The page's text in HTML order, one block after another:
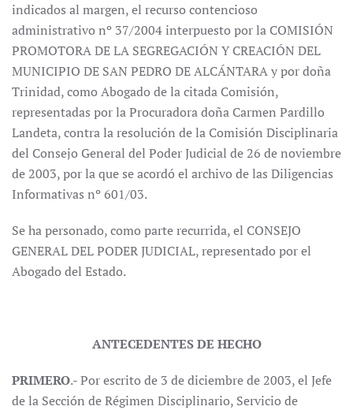
indicados al margen, el recurso contencioso
administrativo nº 37/2004 interpuesto por la COMISIÓN
PROMOTORA DE LA SEGREGACIÓN Y CREACIÓN DEL
MUNICIPIO DE SAN PEDRO DE ALCÁNTARA y por doña
Trinidad, como Abogado de la citada Comisión,
representadas por la Procuradora doña Carmen Pardillo
Landeta, contra la resolución de la Comisión Disciplinaria
del Consejo General del Poder Judicial de 26 de noviembre
de 2003, por la que se acordó el archivo de las Diligencias
Informativas nº 601/03.
Se ha personado, como parte recurrida, el CONSEJO
GENERAL DEL PODER JUDICIAL, representado por el
Abogado del Estado.
ANTECEDENTES DE HECHO
PRIMERO.- Por escrito de 3 de diciembre de 2003, el Jefe
de la Sección de Régimen Disciplinario, Servicio de